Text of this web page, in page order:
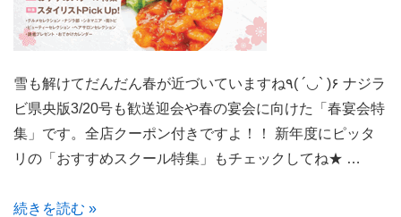
行
で
雪も解けてだんだん春が近づいていますね٩( ´◡` )۶ ナジラ
ビ県央版3/20号も歓送迎会や春の宴会に向けた「春宴会特
集」です。全店クーポン付きですよ！！ 新年度にピッタ
リの「おすすめスクール特集」もチェックしてね★ …
雪
続きを読む »